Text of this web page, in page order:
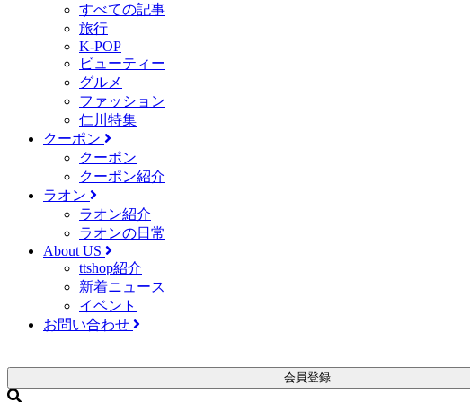
すべての記事
旅行
K-POP
ビューティー
グルメ
ファッション
仁川特集
クーポン
クーポン
クーポン紹介
ラオン
ラオン紹介
ラオンの日常
About US
ttshop紹介
新着ニュース
イベント
お問い合わせ
会員登録